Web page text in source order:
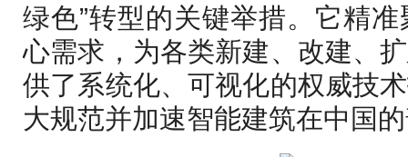
绿色”转型的关键举措。它精
心需求，为各类新建、改建、
供了系统化、可视化的权威技
大规范并加速智能建筑在中国